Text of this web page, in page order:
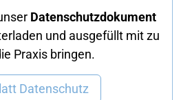
Datenschutzdokument
und ausgefüllt mit zu
Praxis bringen.
Datenschutz